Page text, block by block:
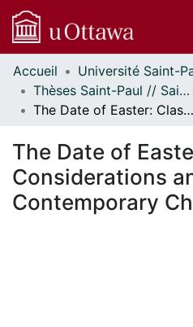
Communautés
et collections
Parcourir
À propos
Accueil
Thèses Saint-Paul // Saint Paul Theses
The Date of Easter: Classical Considerations and Contemporary Challenges
The Date of
Considerations
Contemporary